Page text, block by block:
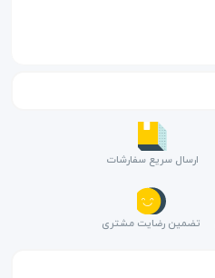
ارسال سریع سفارشات
تضمین رضایت مشتری